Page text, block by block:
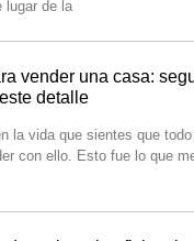
lugar de la
vender una casa:
detalle
la vida que sientes que
con ello. Esto fue lo que